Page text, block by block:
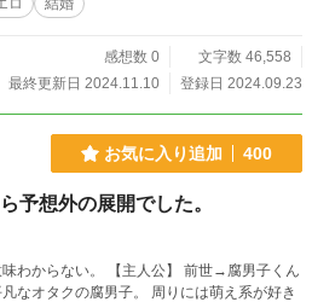
ロ 結婚
感想数 0
文字数 46,558
最終更新日 2024.11.10
登録日 2024.09.23
お気に入り追加 400
予想外の展開でした。
【主人公】 前世→腐男子くん
なオタクの腐男子。 周りには萌え系が好き